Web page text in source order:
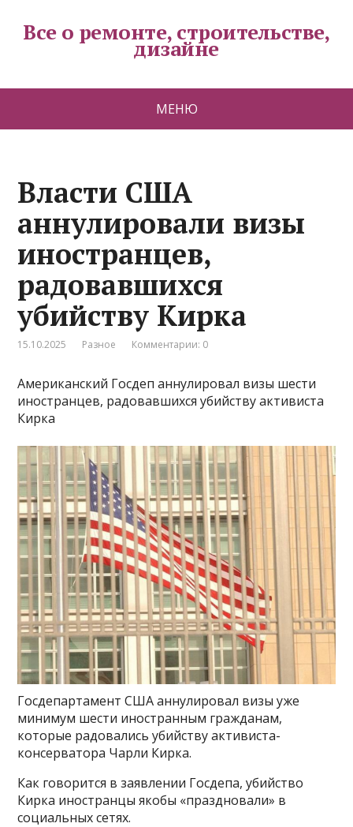
Все о ремонте, строительстве,
дизайне
МЕНЮ
Власти США
аннулировали визы
иностранцев,
радовавшихся
убийству Кирка
15.10.2025 Разное Комментарии: 0
Американский Госдеп аннулировал визы шести
иностранцев, радовавшихся убийству активиста
Кирка
Госдепартамент США аннулировал визы уже
минимум шести иностранным гражданам,
которые радовались убийству активиста-
консерватора Чарли Кирка.
Как говорится в заявлении Госдепа, убийство
Кирка иностранцы якобы «праздновали» в
социальных сетях.